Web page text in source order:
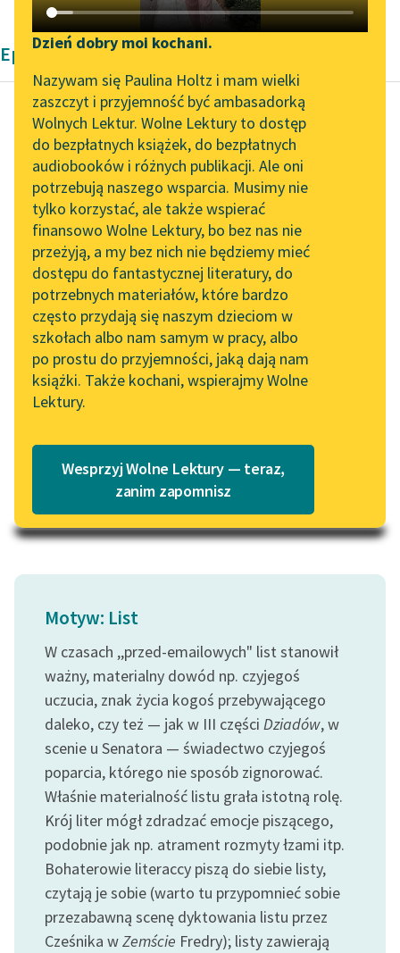
Katalog DAISY
Podkasty o książkach
Zgłoś brak utworu
Aktualności
„Prokurator Alicja Horn”
do słuchania
Byliśmy częścią AI Impact
Lab
Zapraszamy na spotkanie
online z tłumaczkami
literatury skandynawskiej
Spotkanie z Katarzyną
Tunkiel w Oslo
102. lata temu zmarł
Joseph Conrad
Lektury szkolne i klasyka
literatury do słuchania dla
uczennic i uczniów z
szkolnych i literatury do
słuchania dla uczennic i
uczniów z
niepełnosprawnościami
Feministyczne inspiracje.
Popularyzacja
skandynawskiej literatury
feministycznej
Ręce pełne poezji
Kolekcje edukacyjne
twórców przechodzących
do domeny publicznej,
lektur szkolnych oraz
Starego Testamentu
Narzędzia
Mapa Wolnych Lektur
Leśmianator
Przewodnik dla piszących i
czytających
API
OAI-PMH
Widget Wolnych Lektur
Przypisy
Katalog w formacie PDF
Dzień dobry moi kochani.
Nazywam się Paulina Holtz i mam wielki
zaszczyt i przyjemność być ambasadorką
Wolnych Lektur. Wolne Lektury to dostęp
do bezpłatnych książek, do bezpłatnych
audiobooków i różnych publikacji. Ale oni
potrzebują naszego wsparcia. Musimy nie
tylko korzystać, ale także wspierać
finansowo Wolne Lektury, bo bez nas nie
przeżyją, a my bez nich nie będziemy mieć
dostępu do fantastycznej literatury, do
potrzebnych materiałów, które bardzo
często przydają się naszym dzieciom w
szkołach albo nam samym w pracy, albo
po prostu do przyjemności, jaką dają nam
książki. Także kochani, wspierajmy Wolne
Lektury.
Wesprzyj Wolne Lektury — teraz,
zanim zapomnisz
Epika Zofii Urbanowskiej
Zofia Urbanowska
Księżniczka
Jest mi tu
bardzo
dobrze,
droga
mateczko.
Pokoik
mam ładny i
wygodny,
Czytaj więcej
Motyw: List
W czasach ,,przed-emailowych" list stanowił
ważny, materialny dowód np. czyjegoś
uczucia, znak życia kogoś przebywającego
daleko, czy też — jak w III części Dziadów, w
scenie u Senatora — świadectwo czyjegoś
poparcia, którego nie sposób zignorować.
Właśnie materialność listu grała istotną rolę.
Krój liter mógł zdradzać emocje piszącego,
podobnie jak np. atrament rozmyty łzami itp.
Bohaterowie literaccy piszą do siebie listy,
czytają je sobie (warto tu przypomnieć sobie
przezabawną scenę dyktowania listu przez
Cześnika wZemście Fredry); listy zawierają